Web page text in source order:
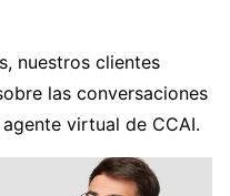
nuestros clientes
las conversaciones
virtual de CCAI.